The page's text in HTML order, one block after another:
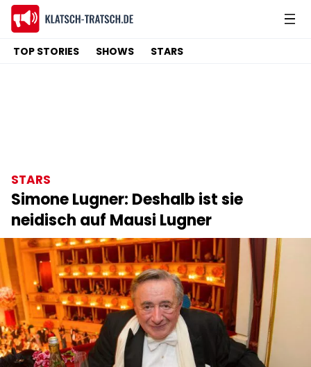
TOP STORIES SHOWS STARS
STARS
Simone Lugner: Deshalb ist sie
neidisch auf Mausi Lugner